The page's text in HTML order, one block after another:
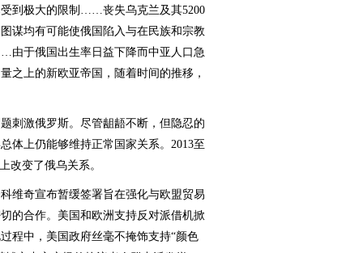
到极大的限制……丧失乌克兰及其5200
谋均有可能使俄国陷入与在民族和宗教
由于俄国出生率日益下降而中亚人口急
之上的新欧亚帝国，随着时间的推移，
激俄罗斯。尽管龃龉不断，但隐忍的
体上仍能够维持正常国家关系。2013至
改变了俄乌关系。
奇宣布暂缓签署旨在强化与欧盟贸易
的合作。美国和欧洲支持反对派借机掀
程中，美国政府丝毫不掩饰支持“颜色